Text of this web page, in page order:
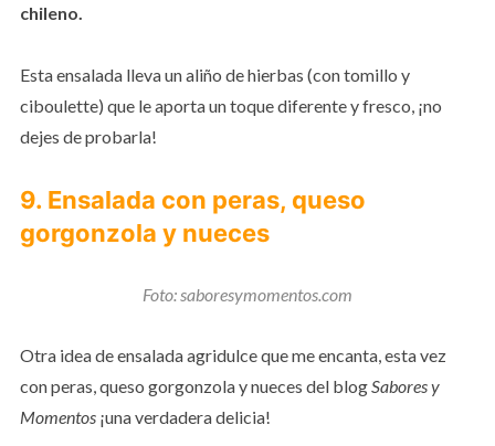
chileno.
Esta ensalada lleva un aliño de hierbas (con tomillo y
ciboulette) que le aporta un toque diferente y fresco, ¡no
dejes de probarla!
9. Ensalada con peras, queso
gorgonzola y nueces
Foto: saboresymomentos.com
Otra idea de ensalada agridulce que me encanta, esta vez
con peras, queso gorgonzola y nueces del blog Sabores y
Momentos¡una verdadera delicia!